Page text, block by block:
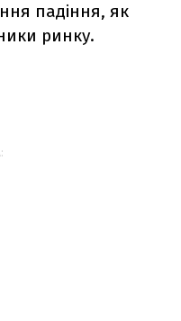
падіння, як
ринку.